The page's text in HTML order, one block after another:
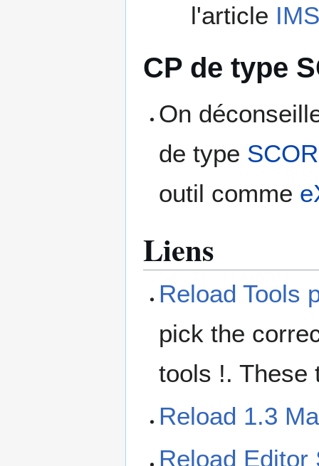
l'article
CP de type
On
de type
outil comme
Liens
Reload Tools
pick the
tools !. These
Reload 1.3
Reload Editor